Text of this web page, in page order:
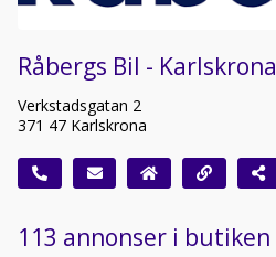
Råbergs Bil - Karlskrona
Verkstadsgatan 2
371 47 Karlskrona
113 annonser i butiken